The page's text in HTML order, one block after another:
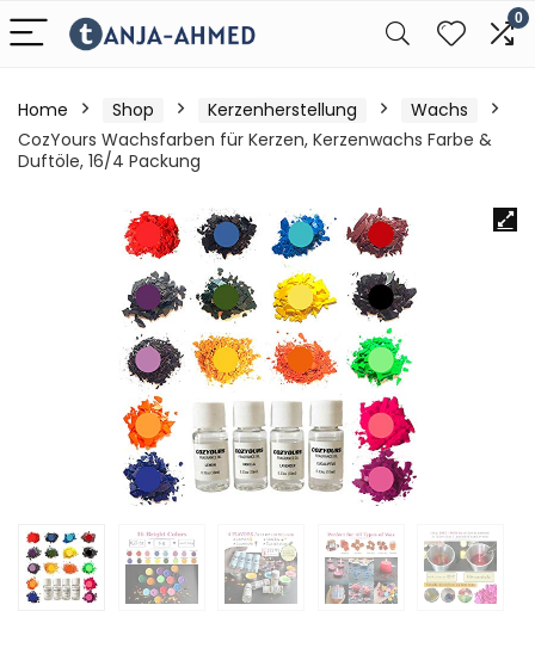
0
Home Shop Kerzenherstellung
Wachs
CozYours Wachsfarben für Kerzen, Kerzenwachs Farbe &
Duftöle, 16/4 Packung